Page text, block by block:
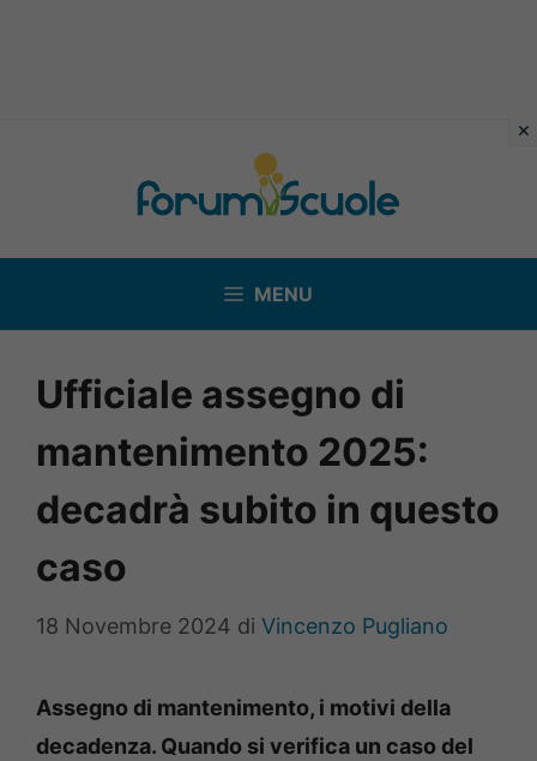
MENU
Ufficiale assegno di
mantenimento 2025:
decadrà subito in questo
caso
18 Novembre 2024 di Vincenzo Pugliano
Assegno di mantenimento, i motivi della
decadenza. Quando si verifica un caso del